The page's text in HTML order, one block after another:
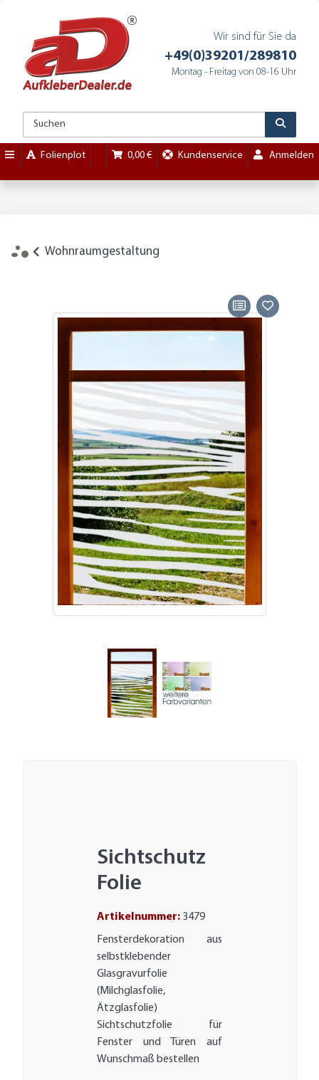
Wir sind für Sie da
+49(0)39201/289810
Montag - Freitag von 08-16 Uhr
Folienplot 0,00 € Kundenservice Anmelden
Wohnraumgestaltung
Sichtschutz
Folie
Artikelnummer: 3479
Fensterdekoration aus
selbstklebender
Glasgravurfolie
(Milchglasfolie,
Ätzglasfolie)
Sichtschutzfolie für
Fenster und Türen auf
Wunschmaß bestellen